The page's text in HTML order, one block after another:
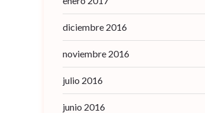
diciembre 2016
noviembre 2016
julio 2016
junio 2016